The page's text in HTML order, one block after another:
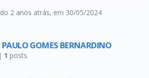
2 anos atrás, em 30/05/2024
PAULO GOMES BERNARDINO
1 posts